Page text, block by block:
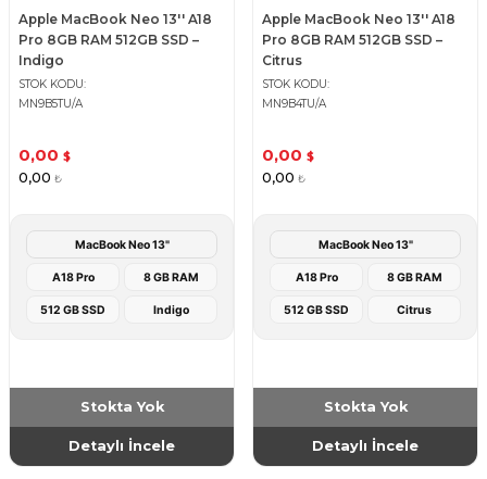
Apple MacBook Neo 13'' A18
Pro 8GB RAM 512GB SSD –
Indigo
STOK KODU
MN9B5TU/A
0,00 $
0,00 ₺
MacBook Neo 13"
A18 Pro 8 GB RAM
512 GB SSD Indigo
Stokta Yok
Detaylı İncele
Apple MacBook Neo 13'' A18
Pro 8GB RAM 512GB SSD –
Citrus
STOK KODU
MN9B4TU/A
0,00 $
0,00 ₺
MacBook Neo 13"
A18 Pro 8 GB RAM
512 GB SSD Citrus
Stokta Yok
Detaylı İncele